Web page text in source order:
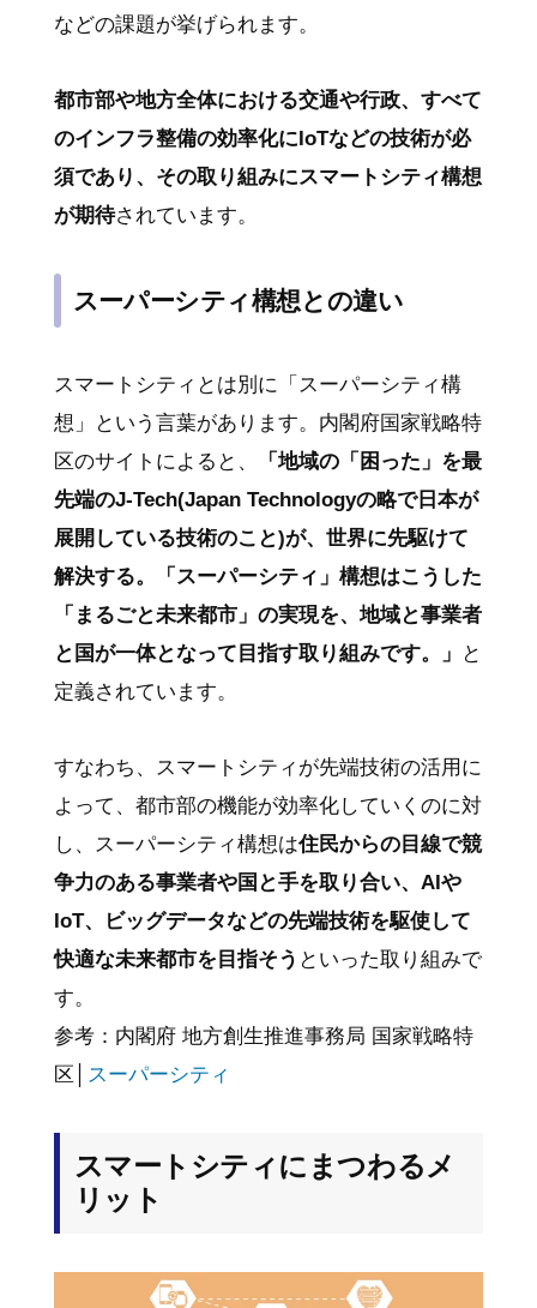
などの課題が挙げられます。
都市部や地方全体における交通や行政、すべて
のインフラ整備の効率化にIoTなどの技術が必
須であり、その取り組みにスマートシティ構想
が期待されています。
スーパーシティ構想との違い
スマートシティとは別に「スーパーシティ構
想」という言葉があります。内閣府国家戦略特
区のサイトによると、
「地域の「困った」を最
先端のJ-Tech(Japan Technologyの略で日本が
展開している技術のこと)が、世界に先駆けて
解決する。「スーパーシティ」構想はこうした
「まるごと未来都市」の実現を、地域と事業者
と国が一体となって目指す取り組みです。」
と
定義されています。
すなわち、スマートシティが先端技術の活用に
よって、都市部の機能が効率化していくのに対
し、スーパーシティ構想は住民からの目線で競
争力のある事業者や国と手を取り合い、AIや
IoT、ビッグデータなどの先端技術を駆使して
快適な未来都市を目指そう といった取り組みで
す。
参考：内閣府 地方創生推進事務局 国家戦略特
区│
スーパーシティ
スマートシティにまつわるメ
リット